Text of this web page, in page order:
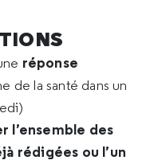
réponse
de la santé dans un
l’ensemble des
rédigées ou l’un